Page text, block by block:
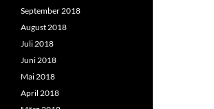
September 2018
August 2018
Juli 2018
Juni 2018
Mai 2018
April 2018